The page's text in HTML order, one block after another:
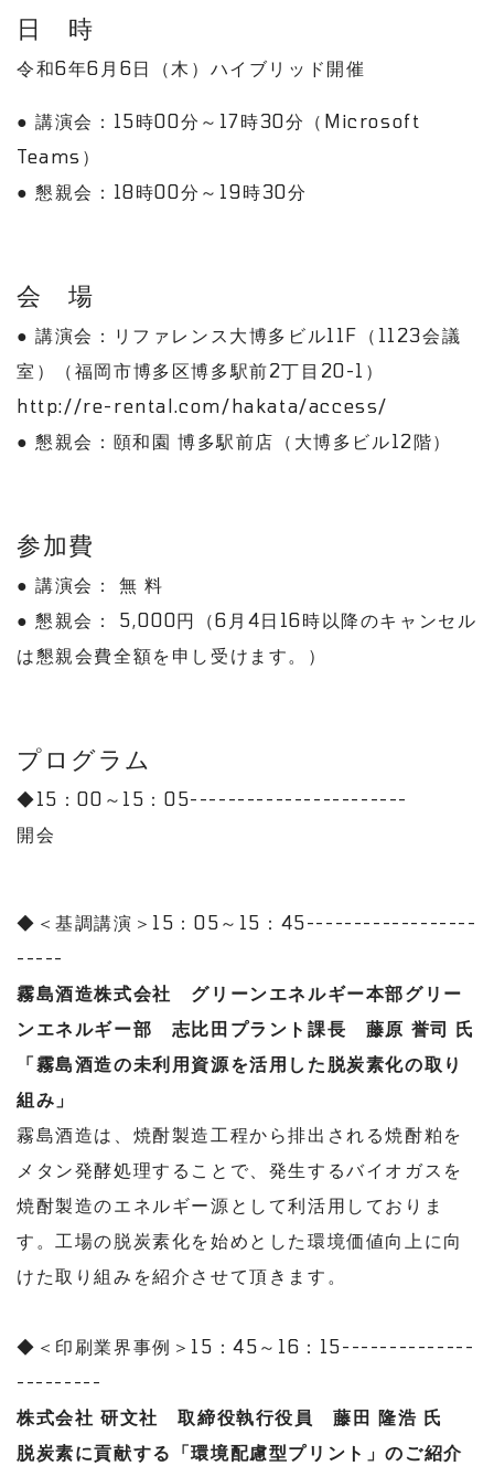
日 時
令和6年6月6日（木）ハイブリッド開催
● 講演会：15時00分～17時30分（Microsoft
Teams）
● 懇親会：18時00分～19時30分
会 場
● 講演会：リファレンス大博多ビル11F（1123会議
室）（福岡市博多区博多駅前2丁目20-1）
http://re-rental.com/hakata/access/
● 懇親会：頤和園 博多駅前店（大博多ビル12階）
参加費
● 講演会： 無 料
● 懇親会： 5,000円（6月4日16時以降のキャンセル
は懇親会費全額を申し受けます。）
プログラム
◆15：00～15：05-----------------------
開会
◆＜基調講演＞15：05～15：45------------------
-----
霧島酒造株式会社 グリーンエネルギー本部グリー
ンエネルギー部 志比田プラント課長 藤原 誉司 氏
「霧島酒造の未利用資源を活用した脱炭素化の取り
組み」
霧島酒造は、焼酎製造工程から排出される焼酎粕を
メタン発酵処理することで、発生するバイオガスを
焼酎製造のエネルギー源として利活用しておりま
す。工場の脱炭素化を始めとした環境価値向上に向
けた取り組みを紹介させて頂きます。
◆＜印刷業界事例＞15：45～16：15--------------
---------
株式会社 研文社 取締役執行役員 藤田 隆浩 氏
脱炭素に貢献する「環境配慮型プリント」のご紹介